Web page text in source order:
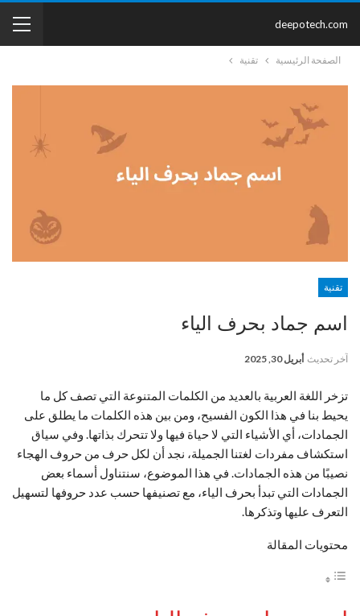
deepotech.com
الصفحة الرئيسية تقنية
تقنية
اسم جماد بحرف الياء
آخر تحديث أبريل 30, 2025
تزخر اللغة العربية بالعديد من الكلمات المتنوعة التي تصف كل ما
يحيط بنا في هذا الكون الفسيح، ومن بين هذه الكلمات ما يطلق على
الجمادات، أي الأشياء التي لا حياة فيها ولا تتحرك بذاتها. وفي سياق
استكشاف مفردات لغتنا الجميلة، نجد أن لكل حرف من حروف الهجاء
نصيبًا من هذه الجمادات. في هذا الموضوع، سنتناول أسماء بعض
الجمادات التي تبدأ بحرف الياء، مع تصنيفها حسب عدد حروفها لتسهيل
التعرف عليها وتذكرها.
محتويات المقالة